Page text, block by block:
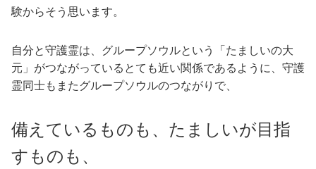
験からそう思います。
自分と守護霊は、グループソウルという「たましいの大
元」がつながっているとても近い関係であるように、守護
霊同士もまたグループソウルのつながりで、
備えているものも、たましいが目指
すものも、